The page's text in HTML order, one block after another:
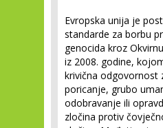
Evropska unija je
standarde za borbu
genocida kroz
iz 2008. godine,
krivična odgovornost
poricanje, grubo
odobravanje ili
zločina protiv